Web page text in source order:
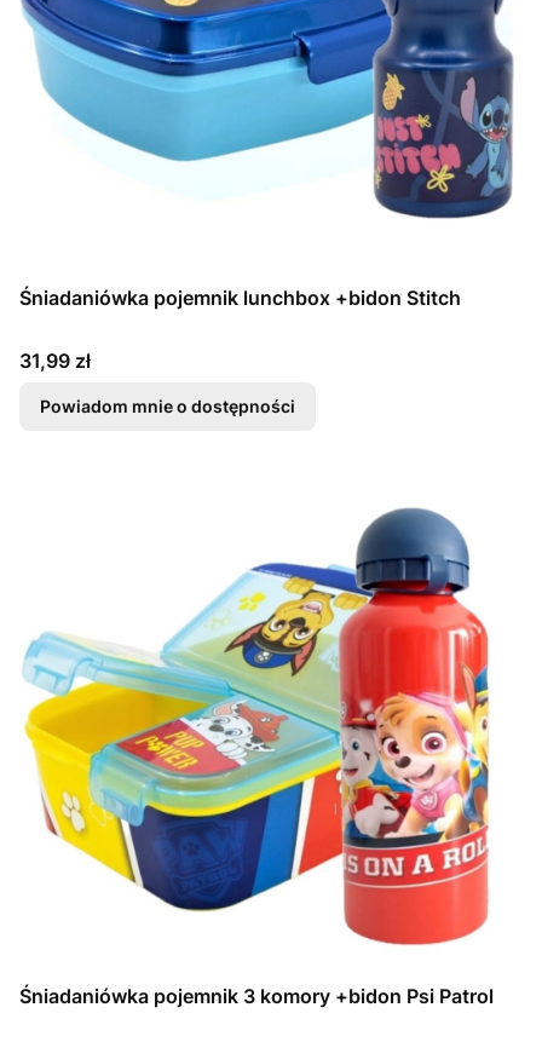
Śniadaniówka pojemnik lunchbox +bidon Stitch
Cena
31,99 zł
Powiadom mnie o dostępności
Śniadaniówka pojemnik 3 komory +bidon Psi Patrol